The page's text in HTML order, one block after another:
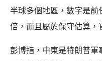
半球多個地區，數字是前
倍，而且屬於保守估算，
彭博指，中東是特朗普